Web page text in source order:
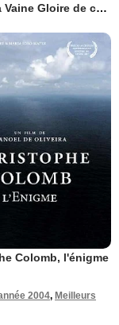
Non ou la Vaine Gloire de commander
Colomb, l'énigme
2004, Meilleurs